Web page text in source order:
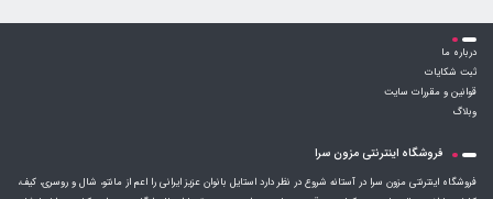
درباره ما
ثبت شکایات
قوانین و مقررات سایت
وبلاگ
فروشگاه اینترنتی مزون سرا
فروشگاه اینترنتی مزون سرا در آستانه شروع در نظر دارد استایل بانوان عزیز ایرانی را اعم از مانتو، شال و روسری، کیف،